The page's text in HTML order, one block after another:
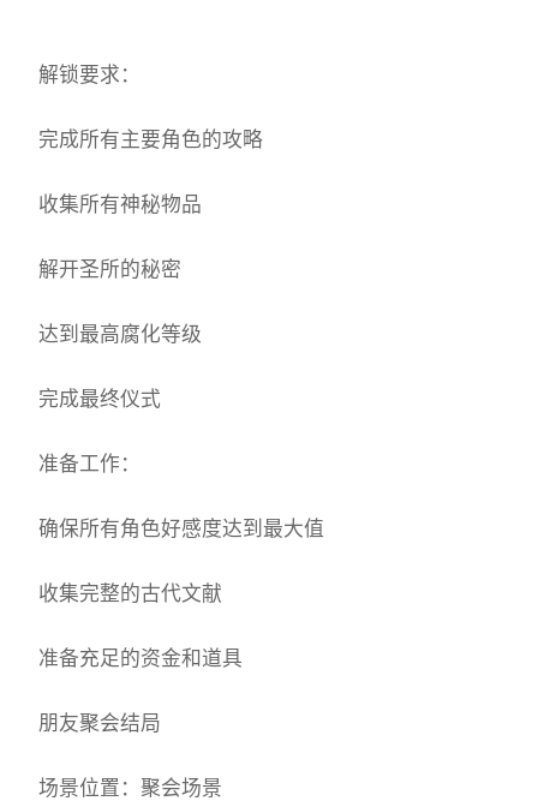
解锁要求：
完成所有主要角色的攻略
收集所有神秘物品
解开圣所的秘密
达到最高腐化等级
完成最终仪式
准备工作：
确保所有角色好感度达到最大值
收集完整的古代文献
准备充足的资金和道具
朋友聚会结局
场景位置：聚会场景